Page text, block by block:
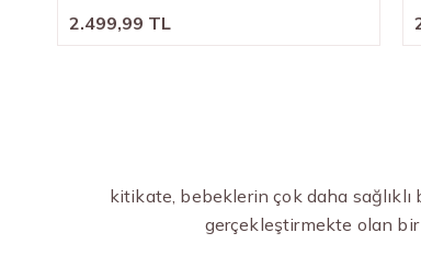
2.499,99 TL
kitikate, bebeklerin çok daha sağlıklı
gerçekleştirmekte olan bir